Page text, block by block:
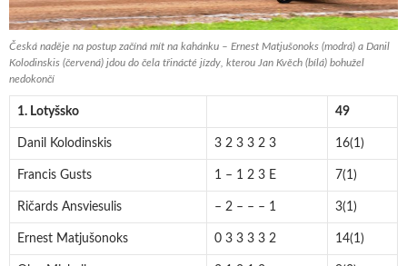
Česká naděje na postup začíná mít na kahánku – Ernest Matjušonoks (modrá) a Danil
Kolodinskis (červená) jdou do čela třinácté jízdy, kterou Jan Kvěch (bílá) bohužel
nedokončí
1. Lotyšsko 49
Danil Kolodinskis 3 2 3 3 2 3 16(1)
Francis Gusts 1 – 1 2 3 E 7(1)
Ričards Ansviesulis – 2 – – – 1 3(1)
Ernest Matjušonoks 0 3 3 3 3 2 14(1)